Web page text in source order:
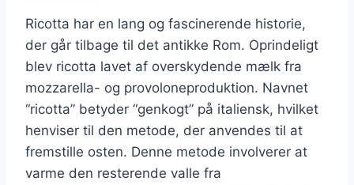
Ricotta har en lang og fascinerende historie,
der går tilbage til det antikke Rom. Oprindeligt
blev ricotta lavet af overskydende mælk fra
mozzarella- og provoloneproduktion. Navnet
“ricotta” betyder “genkogt” på italiensk, hvilket
henviser til den metode, der anvendes til at
fremstille osten. Denne metode involverer at
varme den resterende valle fra